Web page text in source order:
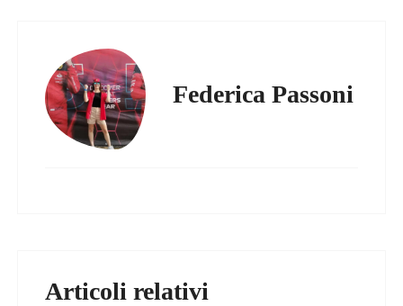
Federica Passoni
Articoli relativi